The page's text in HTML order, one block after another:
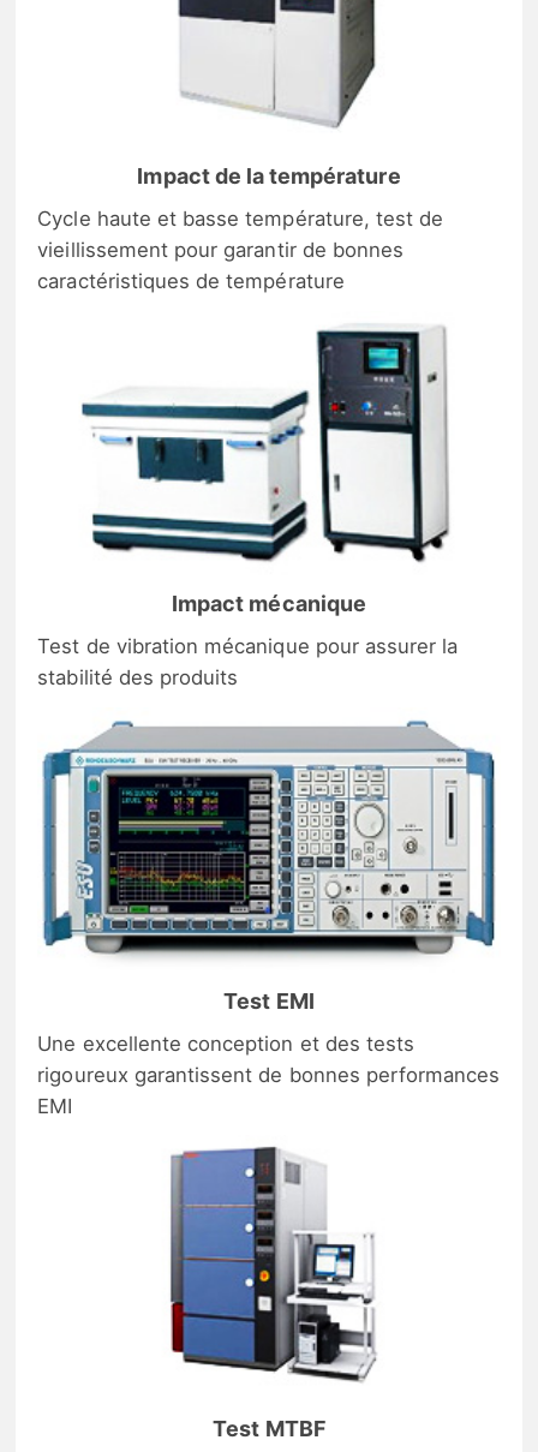
Impact de la température
Cycle haute et basse température, test de
vieillissement pour garantir de bonnes
caractéristiques de température
Impact mécanique
Test de vibration mécanique pour assurer la
stabilité des produits
Test EMI
Une excellente conception et des tests
rigoureux garantissent de bonnes performances
EMI
Test MTBF